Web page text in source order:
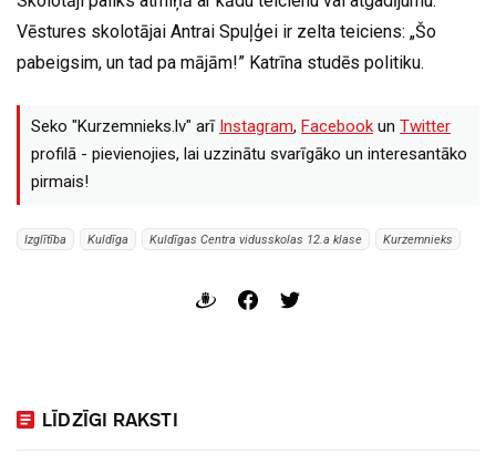
Vēstures skolotājai Antrai Spuļģei ir zelta teiciens: „Šo
pabeigsim, un tad pa mājām!” Katrīna studēs politiku.
Seko "Kurzemnieks.lv" arī Instagram, Facebook un Twitter
profilā - pievienojies, lai uzzinātu svarīgāko un interesantāko
pirmais!
Izglītība Kuldīga Kuldīgas Centra vidusskolas 12.a klase Kurzemnieks
LĪDZĪGI RAKSTI